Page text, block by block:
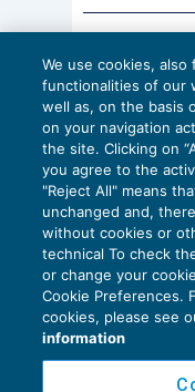
EU AI Act e
scadenze
27 Luglio 2026
di Diego
We use cookies,
functionalities of our
well as, on the basis
on your navigation
the site. Clicking on
you agree to the
"Reject All" means
unchanged and,
without cookies or
technical To check
or change your
Cookie Preferences.
cookies, please see
information